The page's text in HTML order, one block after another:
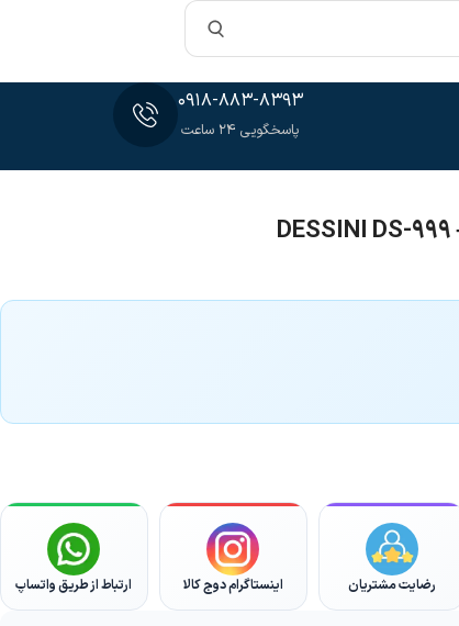
0918-883-8393
پاسخگویی 24 ساعت
رضایت مشتریان اینستاگرام دوج کالا ارتباط از طریق واتساپ